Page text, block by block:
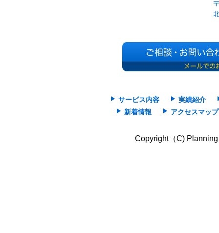
サービス内容
実績紹介
新着情報
アクセスマップ
Copyright（C)